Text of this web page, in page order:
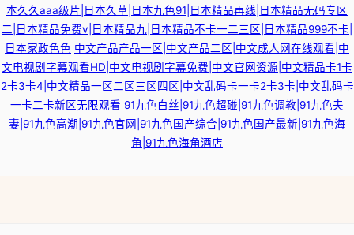
本久久aaa级片|日本久草|日本九色91|日本精品再线|日本精品无码专区
二|日本精品免费v|日本精品九|日本精品不卡一二三区|日本精品999不卡|
日本家政色色 中文产品产品一区|中文产品二区|中文成人网在线观看|中
文电视剧字幕观看HD|中文电视剧字幕免费|中文官网资源|中文精品卡1卡
2卡3卡4|中文精品一区二区三区四区|中文乱码卡一卡2卡3卡|中文乱码卡
一卡二卡新区无限观看 91九色白丝|91九色超碰|91九色调教|91九色夫
妻|91九色高潮|91九色官网|91九色国产综合|91九色国产最新|91九色海
角|91九色海角酒店